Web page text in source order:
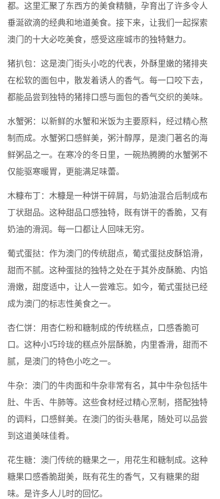
都。这里汇聚了东西方的美食精髓，孕育出了许多令人
垂涎欲滴的经典和地道美食。接下来，让我们一起探索
澳门的十大必吃美食，感受这座城市的独特魅力。
猪扒包：这是澳门街头小吃的代表，外酥里嫩的猪排夹
在松软的面包中，散发着诱人的香气。每一口咬下去，
都能品尝到独特的猪排口感与面包的香气交织的美味。
水蟹粥：以新鲜的水蟹和米饭为主要原料，经过精心熬
制而成。水蟹粥口感鲜美，粥汁醇厚，是澳门著名的海
鲜粥品之一。在寒冷的冬日里，一碗热腾腾的水蟹粥不
仅能驱寒暖胃，更能满足味蕾。
木糠布丁：木糠是一种饼干碎屑，与奶油混合后制成布
丁状甜品。这种甜品口感独特，既有饼干的香脆，又有
奶油的滑润。每一口都让人回味无穷。
葡式蛋挞：作为澳门的传统甜点，葡式蛋挞皮酥馅滑，
甜而不腻。这种蛋挞的独特之处在于其外皮酥脆、内馅
滑嫩，甜度适中，让人一尝难忘。如今，葡式蛋挞已经
成为澳门的标志性美食之一。
杏仁饼：用杏仁粉和糖制成的传统糕点，口感香脆可
口。这种小巧玲珑的糕点外层酥脆，内里香滑，甜而不
腻，是澳门的特色小吃之一。
牛杂：澳门的牛肉面和牛杂非常有名，其中牛杂包括牛
肚、牛舌、牛肺等。这些食材经过精心烹制，搭配独特
的调料，口感鲜美。在澳门的街头巷尾，随处可以品尝
到这道美味佳肴。
花生糖：澳门传统的糖果之一，用花生和糖制成。这种
糖果口感香脆甜美，既有花生的香气，又有糖果的甜
味。是许多人儿时的回忆。